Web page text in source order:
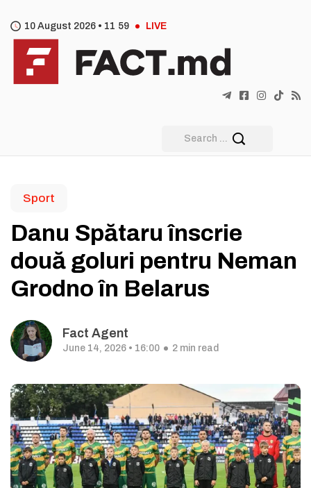
10 August 2026 • 11 59 LIVE
Sport
Danu Spătaru înscrie
două goluri pentru Neman
Grodno în Belarus
Fact Agent
June 14, 2026 • 16:00 2 min read